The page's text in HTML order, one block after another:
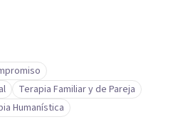
Terapia Familiar y de Pareja
Humanística